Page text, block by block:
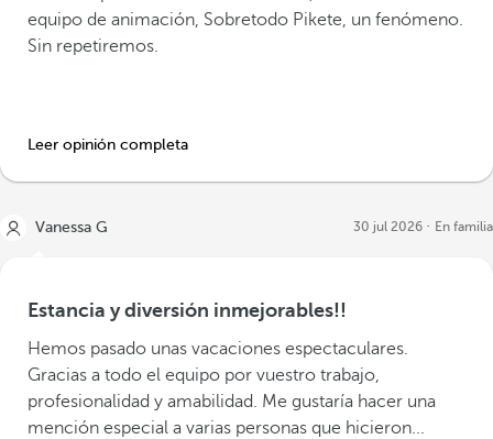
equipo de animación, Sobretodo Pikete, un fenómeno.
Sin repetiremos.
Leer opinión completa
Vanessa G 30 jul 2026 En familia
Estancia y diversión inmejorables!!
Hemos pasado unas vacaciones espectaculares.
Gracias a todo el equipo por vuestro trabajo,
profesionalidad y amabilidad. Me gustaría hacer una
mención especial a varias personas que hicieron...